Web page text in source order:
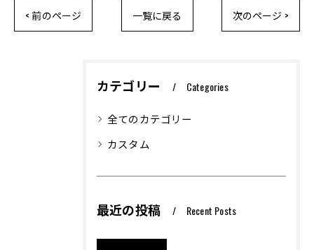
< 前のページ 一覧に戻る 次のページ >
カテゴリー Categories
全てのカテゴリー
カスタム
最近の投稿 Recent Posts